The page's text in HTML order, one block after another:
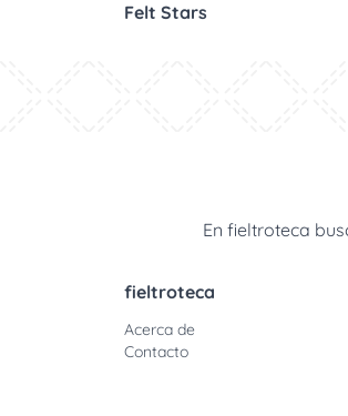
Felt Stars
En fieltroteca
fieltroteca
Acerca de
Contacto